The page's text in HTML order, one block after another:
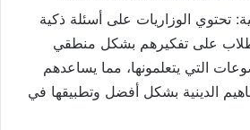
تحتوي الوزاريات على أسئلة ذكية
على تفكيرهم بشكل منطقي
التي يتعلمونها، مما يساعدهم
الدينية بشكل أفضل وتطبيقها في